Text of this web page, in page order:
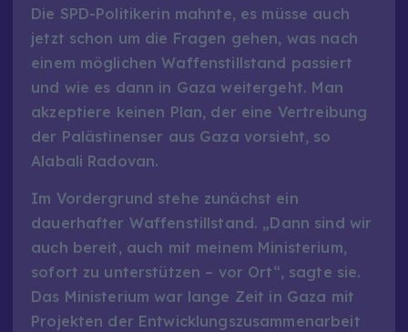
Die SPD-Politikerin mahnte, es müsse auch
jetzt schon um die Fragen gehen, was nach
einem möglichen Waffenstillstand passiert
und wie es dann in Gaza weitergeht. Man
akzeptiere keinen Plan, der eine Vertreibung
der Palästinenser aus Gaza vorsieht, so
Alabali Radovan.
Im Vordergrund stehe zunächst ein
dauerhafter Waffenstillstand. „Dann sind wir
auch bereit, auch mit meinem Ministerium,
sofort zu unterstützen – vor Ort“, sagte sie.
Das Ministerium war lange Zeit in Gaza mit
Projekten der Entwicklungszusammenarbeit